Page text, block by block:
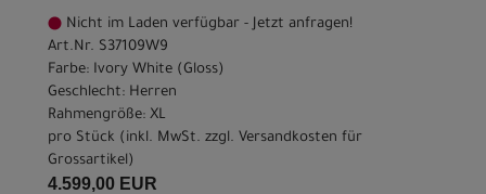
Nicht im Laden verfügbar - Jetzt anfragen!
Art.Nr. S37109W9
Farbe: Ivory White (Gloss)
Geschlecht: Herren
Rahmengröße: XL
pro Stück (inkl. MwSt. zzgl. Versandkosten für
Grossartikel )
4.599,00 EUR